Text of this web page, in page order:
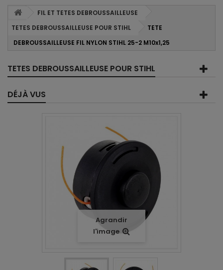
FIL ET TETES DEBROUSSAILLEUSE
TETES DEBROUSSAILLEUSE POUR STIHL
TETE
DEBROUSSAILLEUSE FIL NYLON STIHL 25-2 M10x1,25
TETES DEBROUSSAILLEUSE POUR STIHL
DÉJÀ VUS
Agrandir
l'image